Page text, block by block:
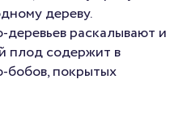
дереву.
раскалывают и
плод содержит в
бобов, покрытых